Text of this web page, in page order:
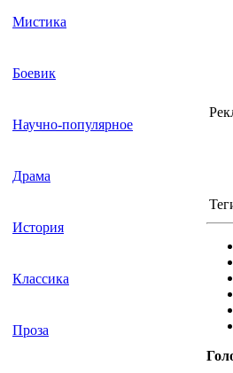
Мистика
Боевик
Научно-популярное
Драма
История
Классика
Проза